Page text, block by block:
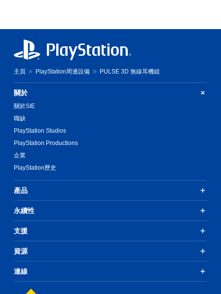
主頁 PlayStation周邊設備 PULSE 3D 無線耳機組
關於
關於SIE
職缺
PlayStation Studios
PlayStation Productions
企業
PlayStation歷史
產品
永續性
支援
資源
連線